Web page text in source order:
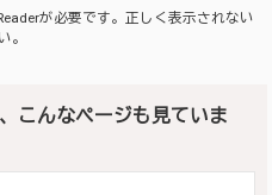
が必要です。正しく表示されない
。
こんなページも見ていま